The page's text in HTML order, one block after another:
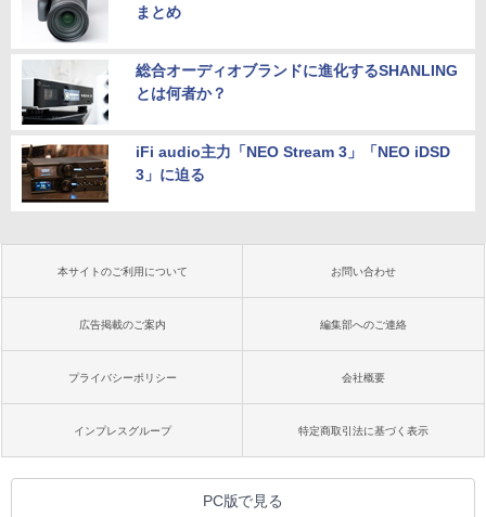
まとめ
総合オーディオブランドに進化するSHANLING
とは何者か？
iFi audio主力「NEO Stream 3」「NEO iDSD
3」に迫る
本サイトのご利用について お問い合わせ
広告掲載のご案内 編集部へのご連絡
プライバシーポリシー 会社概要
インプレスグループ 特定商取引法に基づく表示
PC版で見る